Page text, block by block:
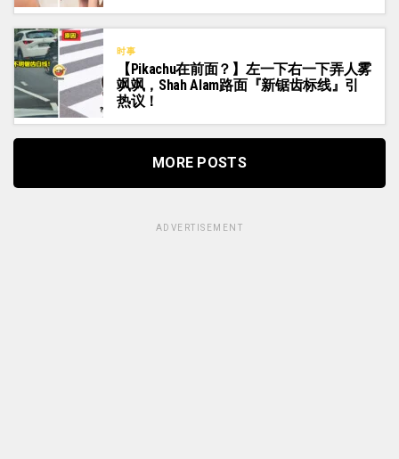
时事
【Pikachu在前面？】左一下右一下弄人雾
飒飒，Shah Alam路面『新锯齿标线』引
热议！
MORE POSTS
ADVERTISEMENT